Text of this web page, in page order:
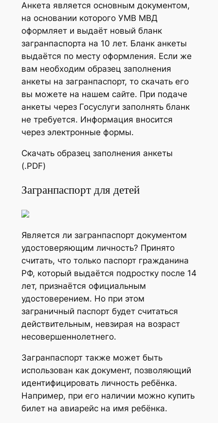
Анкета является основным документом,
на основании которого УМВ МВД
оформляет и выдаёт новый бланк
загранпаспорта на 10 лет. Бланк анкеты
выдаётся по месту оформления. Если же
вам необходим образец заполнения
анкеты на загранпаспорт, то скачать его
вы можете на нашем сайте. При подаче
анкеты через Госуслуги заполнять бланк
не требуется. Информация вносится
через электронные формы.
Скачать образец заполнения анкеты
(.PDF)
Загранпаспорт для детей
Является ли загранпаспорт документом
удостоверяющим личность? Принято
считать, что только паспорт гражданина
РФ, который выдаётся подростку после 14
лет, признаётся официальным
удостоверением. Но при этом
заграничный паспорт будет считаться
действительным, невзирая на возраст
несовершеннолетнего.
Загранпаспорт также может быть
использован как документ, позволяющий
идентифицировать личность ребёнка.
Например, при его наличии можно купить
билет на авиарейс на имя ребёнка.